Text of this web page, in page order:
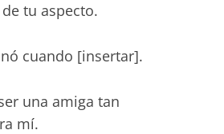
tu aspecto.
cuando [insertar].
una amiga tan
mí.